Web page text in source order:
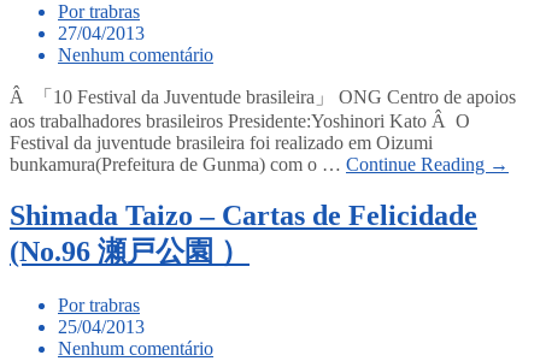
Por trabras
27/04/2013
Nenhum comentário
Â 「10 Festival da Juventude brasileira」 ONG Centro de apoios
aos trabalhadores brasileiros Presidente:Yoshinori Kato Â O
Festival da juventude brasileira foi realizado em Oizumi
bunkamura(Prefeitura de Gunma) com o … Continue Reading →
Shimada Taizo – Cartas de Felicidade
(No.96 瀬戸公園 ）
Por trabras
25/04/2013
Nenhum comentário